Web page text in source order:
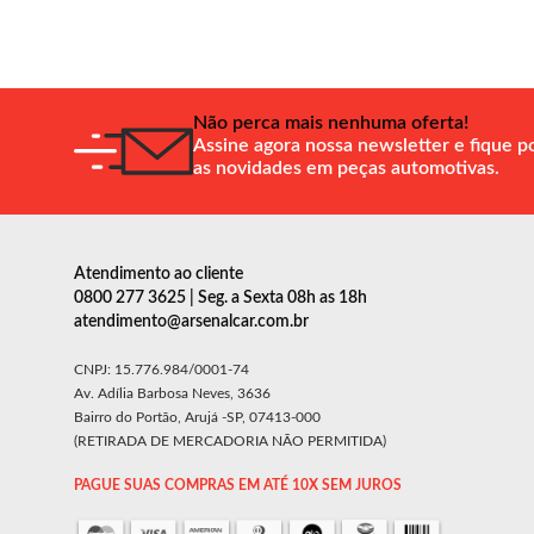
Não perca mais nenhuma oferta!
Assine agora nossa newsletter e fique
as novidades em peças automotivas.
Atendimento ao cliente
0800 277 3625 | Seg. a Sexta 08h as 18h
atendimento@arsenalcar.com.br
CNPJ: 15.776.984/0001-74
Av. Adília Barbosa Neves, 3636
Bairro do Portão, Arujá -SP, 07413-000
(RETIRADA DE MERCADORIA NÃO PERMITIDA)
PAGUE SUAS COMPRAS EM ATÉ 10X SEM JUROS